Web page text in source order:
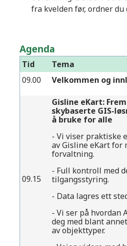
fra kvelden før, ordner du
Agenda
Tid
Tema
09.00
Velkommen og
09.15
Gisline eKart:
skybaserte GIS-
å bruke for alle
- Vi viser praktiske
av Gisline eKart for
forvaltning.
- Full kontroll med
tilgangsstyring.
- Data lagres ett
- Vi ser på hvordan
deg med blant
av objekttyper.